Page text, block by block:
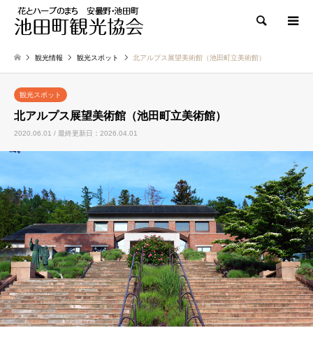
検索
観光情報 観光スポット 北アルプス展望美術館（池田町立美術館）
観光スポット
北アルプス展望美術館（池田町立美術館）
2020.06.01 / 最終更新日：2026.04.01